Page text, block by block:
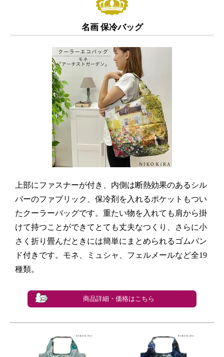
名画 保冷バッグ
上部にファスナーが付き、内側は断熱効果のあるシル
バーのファブリック、保冷剤を入れるポケットもつい
たクーラーバッグです。重たい物を入れても肩から掛
けて持つことができてとても丈夫なつくり、さらに小
さく折り畳んだときには簡単にまとめられるゴムバン
ド付きです。モネ、ミュシャ、フェルメールなど全19
種類。
商品詳細・価格はこちら